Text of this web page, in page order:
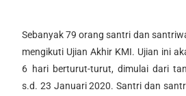
Sebanyak 79 orang santri dan
mengikuti Ujian Akhir KMI. Ujian ini
6 hari berturut-turut, dimulai dari
s.d. 23 Januari 2020. Santri dan